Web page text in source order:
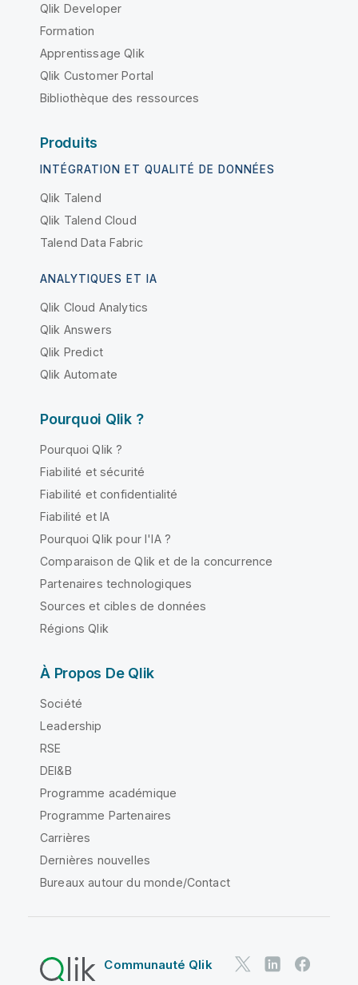
Qlik Developer
Formation
Apprentissage Qlik
Qlik Customer Portal
Bibliothèque des ressources
Produits
INTÉGRATION ET QUALITÉ DE DONNÉES
Qlik Talend
Qlik Talend Cloud
Talend Data Fabric
ANALYTIQUES ET IA
Qlik Cloud Analytics
Qlik Answers
Qlik Predict
Qlik Automate
Pourquoi Qlik ?
Pourquoi Qlik ?
Fiabilité et sécurité
Fiabilité et confidentialité
Fiabilité et IA
Pourquoi Qlik pour l'IA ?
Comparaison de Qlik et de la concurrence
Partenaires technologiques
Sources et cibles de données
Régions Qlik
À Propos De Qlik
Société
Leadership
RSE
DEI&B
Programme académique
Programme Partenaires
Carrières
Dernières nouvelles
Bureaux autour du monde/Contact
Communauté Qlik